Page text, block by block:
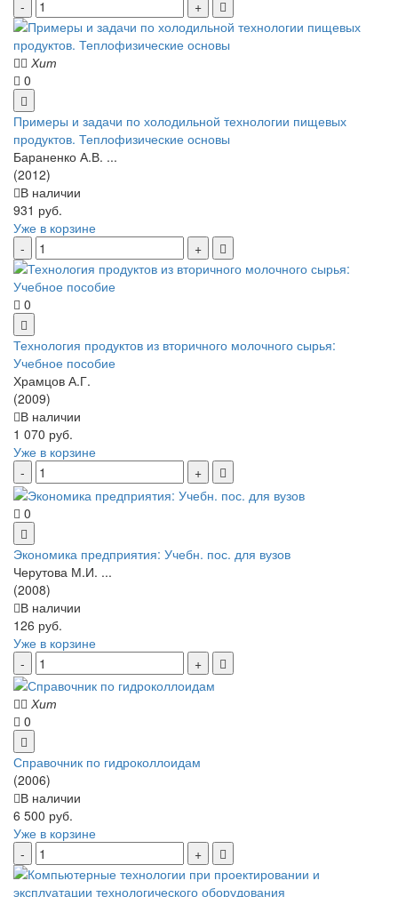
Хит
0
Примеры и задачи по холодильной технологии пищевых
продуктов. Теплофизические основы
Бараненко А.В. ...
(2012)
В наличии
931 руб.
Уже в корзине
0
Технология продуктов из вторичного молочного сырья:
Учебное пособие
Храмцов А.Г.
(2009)
В наличии
1 070 руб.
Уже в корзине
0
Экономика предприятия: Учебн. пос. для вузов
Черутова М.И. ...
(2008)
В наличии
126 руб.
Уже в корзине
Хит
0
Справочник по гидроколлоидам
(2006)
В наличии
6 500 руб.
Уже в корзине